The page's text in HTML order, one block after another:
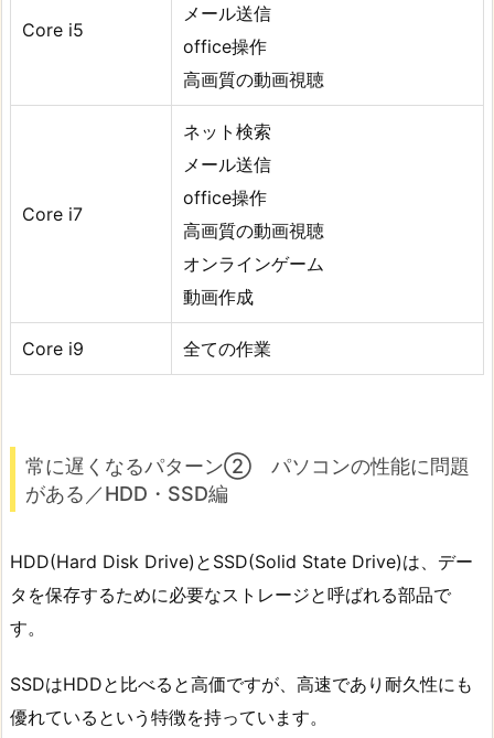
Core i5
メール送信
office操作
高画質の動画視聴
Core i7
ネット検索
メール送信
office操作
高画質の動画視聴
オンラインゲーム
動画作成
Core i9 全ての作業
常に遅くなるパターン② パソコンの性能に問題
がある／HDD・SSD編
HDD(Hard Disk Drive)とSSD(Solid State Drive)は、デー
タを保存するために必要なストレージと呼ばれる部品で
す。
SSDはHDDと比べると高価ですが、高速であり耐久性にも
優れているという特徴を持っています。